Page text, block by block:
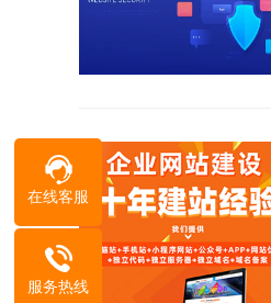
在线客服
服务热线